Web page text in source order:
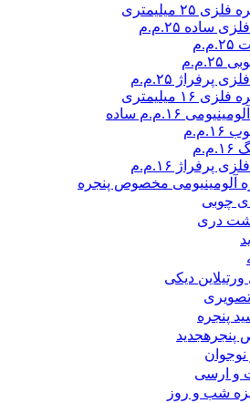
۲۵ میلیمتری
ساده ۲۵.م.م
پرفراژ ۲۵.م.م
۱۶ میلیمتری
۱۶.م.م ساده
پرفراژ ۱۶.م.م
آلومینیومی مخصوص پنجره
چوبی
دری
ورتیلاین دیکی
پنجره
پنجرهجدید
و ارسی
شب و روز